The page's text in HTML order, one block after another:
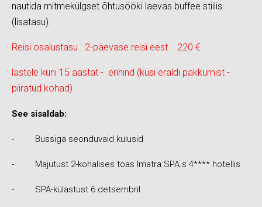
nautida mitmekülgset õhtusööki laevas buffee stiilis
(lisatasu).
Reisi osalustasu 2-päevase reisi eest 220 €
lastele kuni 15 aastat - erihind (küsi eraldi pakkumist -
piiratud kohad)
See sisaldab:
- Bussiga seonduvaid kulusid
- Majutust 2-kohalises toas Imatra SPA.s 4**** hotellis
- SPA-külastust 6.detsembril